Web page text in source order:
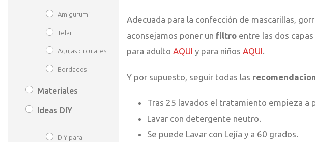
Amigurumi
Telar
Agujas circulares
Bordados
Materiales
Ideas DIY
DIY para
Adecuada para la confección de mascarillas,
aconsejamos poner un filtro entre las dos
para adulto AQUI y para niños AQUI.
Y por supuesto, seguir todas las
Tras 25 lavados el tratamiento empieza a
Lavar con detergente neutro.
Se puede Lavar con Lejía y a 60 grados.